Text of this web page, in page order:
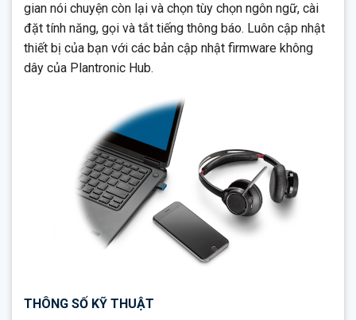
gian nói chuyện còn lại và chọn tùy chọn ngôn ngữ, cài
đặt tính năng, gọi và tắt tiếng thông báo. Luôn cập nhật
thiết bị của bạn với các bản cập nhật firmware không
dây của Plantronic Hub.
THÔNG SỐ KỸ THUẬT